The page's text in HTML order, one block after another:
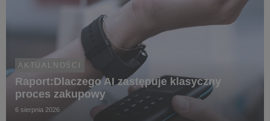
AKTUALNOŚCI
Raport:Dlaczego AI zastępuje klasyczny
proces zakupowy
6 sierpnia 2026